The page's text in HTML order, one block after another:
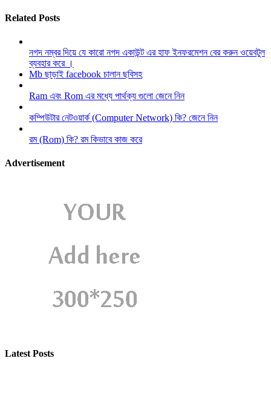
Related Posts
নগদ নম্বর দিয়ে যে কারো নগদ একাউন্ট এর হাফ ইনফরমেশন বের করুন ওয়েবটুল
ব্যবহার করে ।
Mb ছাড়াই facebook চালান ছবিসহ
Ram এবং Rom এর মধ্যে পার্থক্য গুলো জেনে নিন
কম্পিউটার নেটওয়ার্ক (Computer Network) কি? জেনে নিন
রম (Rom) কি? রম কিভাবে কাজ করে
Advertisement
Latest Posts